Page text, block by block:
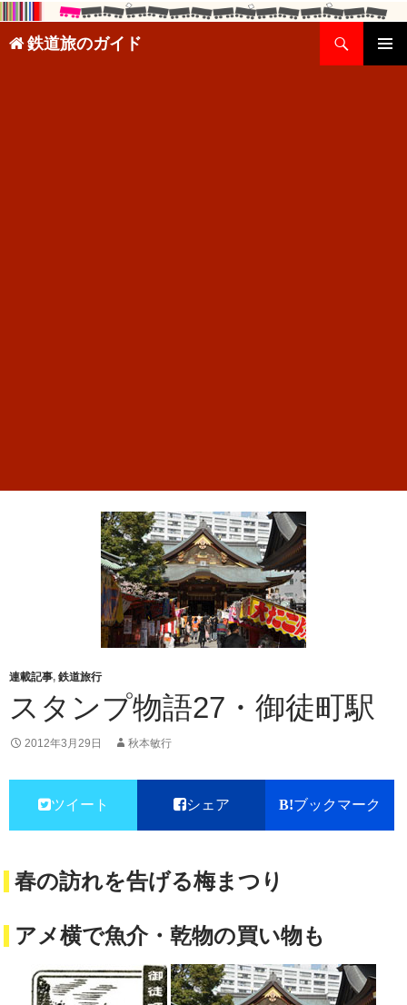
鉄道旅のガイド
索
連載記事, 鉄道旅行
スタンプ物語27・御徒町駅
2012年3月29日 秋本敏行
ツイート シェア ブックマーク
春の訪れを告げる梅まつり
アメ横で魚介・乾物の買い物も